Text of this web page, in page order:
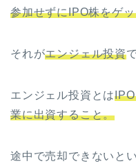
参加せずにIPO株をゲ
それがエンジェル投資
エンジェル投資とは
業に出資すること。
途中で売却できないと